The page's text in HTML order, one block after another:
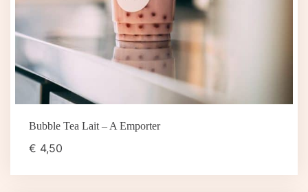
Bubble Tea Lait – A Emporter
€ 4,50